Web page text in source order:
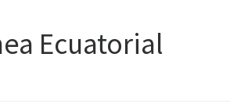
Ecuatorial